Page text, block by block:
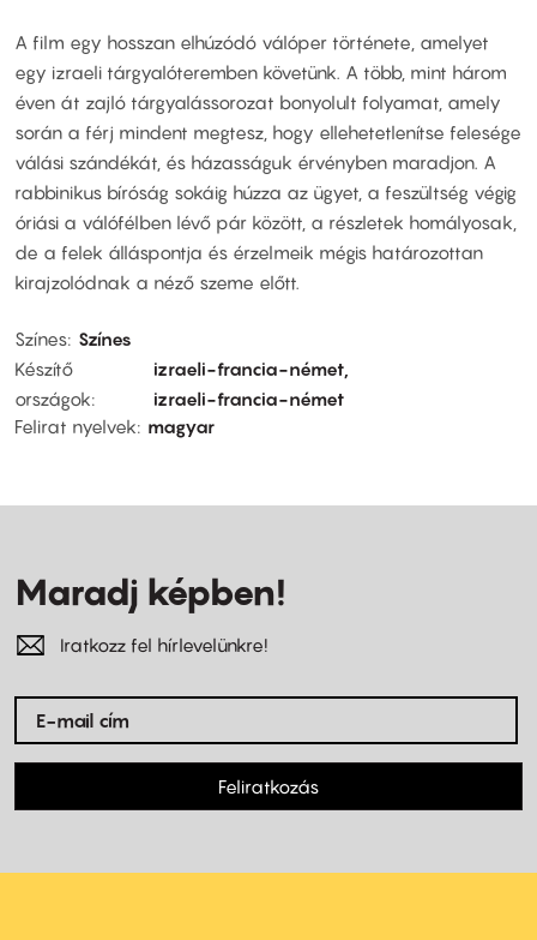
A film egy hosszan elhúzódó válóper története, amelyet
egy izraeli tárgyalóteremben követünk. A több, mint három
éven át zajló tárgyalássorozat bonyolult folyamat, amely
során a férj mindent megtesz, hogy ellehetetlenítse felesége
válási szándékát, és házasságuk érvényben maradjon. A
rabbinikus bíróság sokáig húzza az ügyet, a feszültség végig
óriási a válófélben lévő pár között, a részletek homályosak,
de a felek álláspontja és érzelmeik mégis határozottan
kirajzolódnak a néző szeme előtt.
Színes Színes
Készítő
országok
izraeli-francia-német
izraeli-francia-német
Felirat nyelvek
magyar
Maradj képben!
Iratkozz fel hírlevelünkre!
Feliratkozás